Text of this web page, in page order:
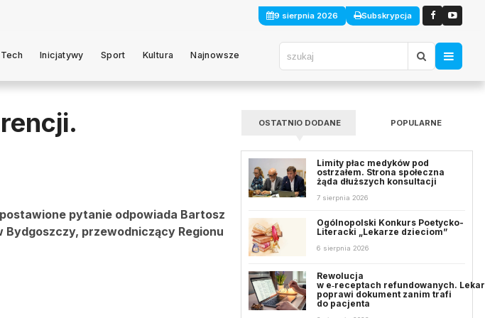
9 sierpnia 2026 Subskrypcja
Tech Inicjatywy Sport Kultura Najnowsze
pytanie odpowiada Bartosz
Bydgoszczy, przewodniczący Regionu
OSTATNIO DODANE POPULARNE
Limity płac medyków pod
ostrzałem. Strona społeczna
żąda dłuższych konsultacji
7 sierpnia 2026
Ogólnopolski Konkurs Poetycko-
Literacki „Lekarze dzieciom”
6 sierpnia 2026
Rewolucja
w e‑receptach refundowanych.
poprawi dokument zanim trafi
do pacjenta